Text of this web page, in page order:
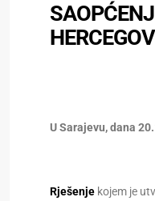
U Sarajevu, dana
Rješenje kojem je